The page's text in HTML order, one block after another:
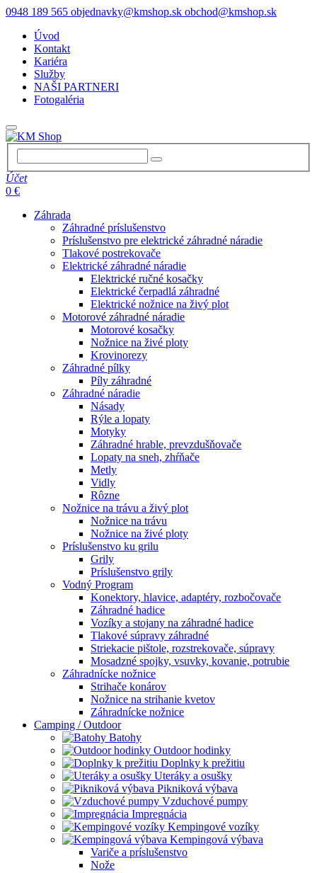
0948 189 565 objednavky@kmshop.sk obchod@kmshop.sk
Úvod
Kontakt
Kariéra
Služby
NAŠI PARTNERI
Fotogaléria
Účet
0 €
Záhrada
Záhradné príslušenstvo
Príslušenstvo pre elektrické záhradné náradie
Tlakové postrekovače
Elektrické záhradné náradie
Elektrické ručné kosačky
Elektrické čerpadlá záhradné
Elektrické nožnice na živý plot
Motorové záhradné náradie
Motorové kosačky
Nožnice na živé ploty
Krovinorezy
Záhradné pílky
Píly záhradné
Záhradné náradie
Násady
Rýle a lopaty
Motyky
Záhradné hrable, prevzdušňovače
Lopaty na sneh, zhŕňače
Metly
Vidly
Rôzne
Nožnice na trávu a živý plot
Nožnice na trávu
Nožnice na živé ploty
Príslušenstvo ku grilu
Grily
Príslušenstvo grily
Vodný Program
Konektory, hlavice, adaptéry, rozbočovače
Záhradné hadice
Vozíky a stojany na záhradné hadice
Tlakové súpravy záhradné
Striekacie pištole, rozstrekovače, súpravy
Mosadzné spojky, vsuvky, kovanie, potrubie
Záhradnícke nožnice
Strihače konárov
Nožnice na strihanie kvetov
Záhradnícke nožnice
Camping / Outdoor
Batohy
Outdoor hodinky
Doplnky k prežitiu
Uteráky a osušky
Pikniková výbava
Vzduchové pumpy
Impregnácia
Kempingové vozíky
Kempingová výbava
Variče a príslušenstvo
Nože